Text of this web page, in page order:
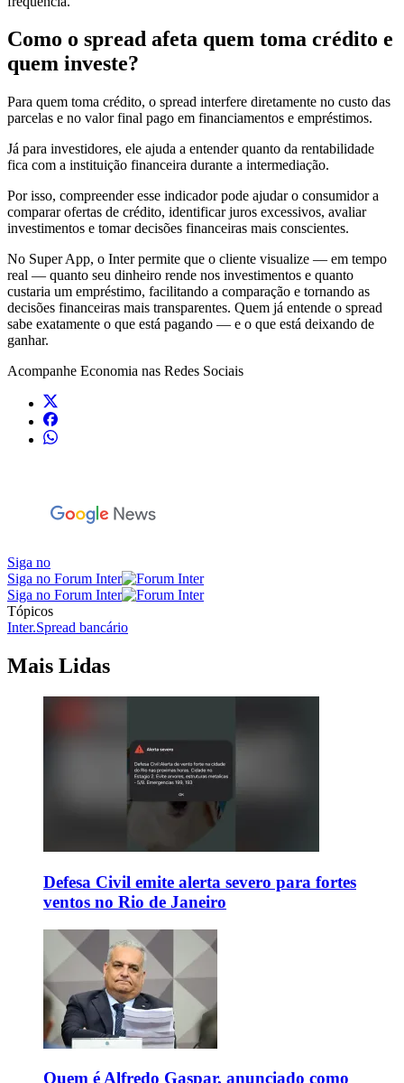
Como o spread afeta quem toma crédito e
quem investe?
Para quem toma crédito, o spread interfere diretamente no custo das
parcelas e no valor final pago em financiamentos e empréstimos.
Já para investidores, ele ajuda a entender quanto da rentabilidade
fica com a instituição financeira durante a intermediação.
Por isso, compreender esse indicador pode ajudar o consumidor a
comparar ofertas de crédito, identificar juros excessivos, avaliar
investimentos e tomar decisões financeiras mais conscientes.
No Super App, o Inter permite que o cliente visualize — em tempo
real — quanto seu dinheiro rende nos investimentos e quanto
custaria um empréstimo, facilitando a comparação e tornando as
decisões financeiras mais transparentes. Quem já entende o spread
sabe exatamente o que está pagando — e o que está deixando de
ganhar.
Acompanhe Economia nas Redes Sociais
Siga no
Siga no Forum Inter
Siga no Forum Inter
Tópicos
Inter.Spread bancário
Mais Lidas
Defesa Civil emite alerta severo para fortes
ventos no Rio de Janeiro
Quem é Alfredo Gaspar, anunciado como